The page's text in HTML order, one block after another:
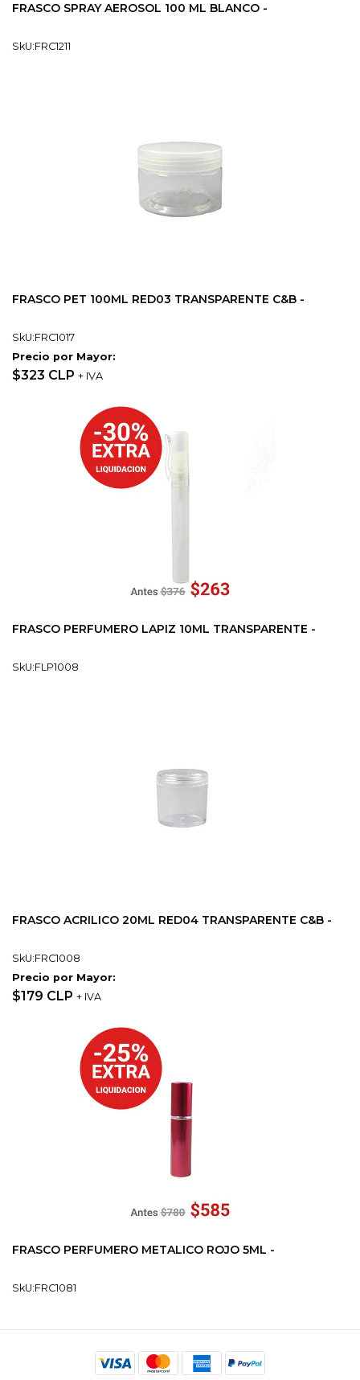
FRASCO SPRAY AEROSOL 100 ML BLANCO -
SkU:FRC1211
FRASCO PET 100ML RED03 TRANSPARENTE C&B -
SkU:FRC1017
Precio por Mayor:
$323 CLP + IVA
FRASCO PERFUMERO LAPIZ 10ML TRANSPARENTE -
SkU:FLP1008
FRASCO ACRILICO 20ML RED04 TRANSPARENTE C&B -
SkU:FRC1008
Precio por Mayor:
$179 CLP + IVA
FRASCO PERFUMERO METALICO ROJO 5ML -
SkU:FRC1081